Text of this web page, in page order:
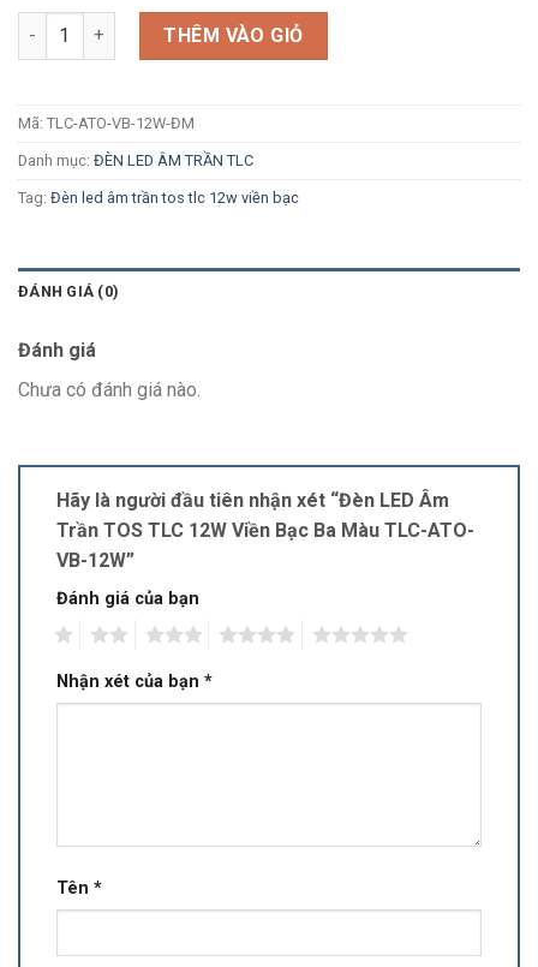
Số lượng THÊM VÀO GIỎ
Mã: TLC-ATO-VB-12W-ĐM
Danh mục: ĐÈN LED ÂM TRẦN TLC
Tag: Đèn led âm trần tos tlc 12w viền bạc
ĐÁNH GIÁ (0)
Đánh giá
Chưa có đánh giá nào.
Hãy là người đầu tiên nhận xét “Đèn LED Âm
Trần TOS TLC 12W Viền Bạc Ba Màu TLC-ATO-
VB-12W”
Đánh giá của bạn
Nhận xét của bạn *
Tên *